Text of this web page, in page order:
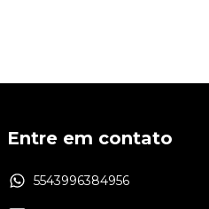
Entre em contato
5543996384956